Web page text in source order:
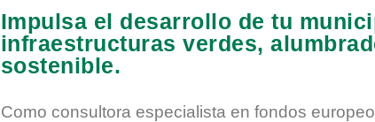
Impulsa el desarrollo de tu
infraestructuras verdes,
sostenible.
Como consultora especialista en fondos